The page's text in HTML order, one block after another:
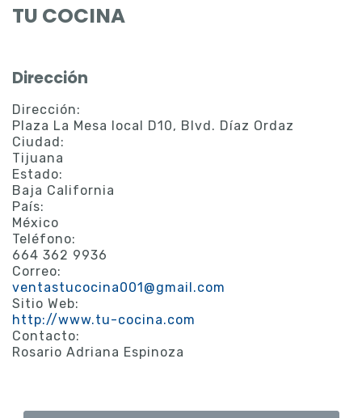
TU COCINA
Dirección
Dirección:
Plaza La Mesa local D10, Blvd. Díaz Ordaz
Ciudad:
Tijuana
Estado:
Baja California
País:
México
Teléfono:
664 362 9936
Correo:
ventastucocina001@gmail.com
Sitio Web:
http://www.tu-cocina.com
Contacto:
Rosario Adriana Espinoza